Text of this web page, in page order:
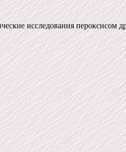
исследования пероксисом